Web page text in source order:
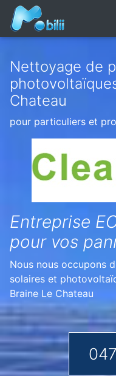
Nettoyage de
Chateau
pour particuliers et
Entreprise
pour vos
Nous nous occupons
solaires et
Braine Le Chateau